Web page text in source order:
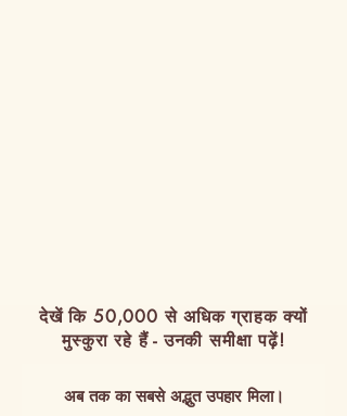
देखें कि 50,000 से अधिक ग्राहक क्यों
मुस्कुरा रहे हैं - उनकी समीक्षा पढ़ें!
अब तक का सबसे अद्भुत उपहार मिला।